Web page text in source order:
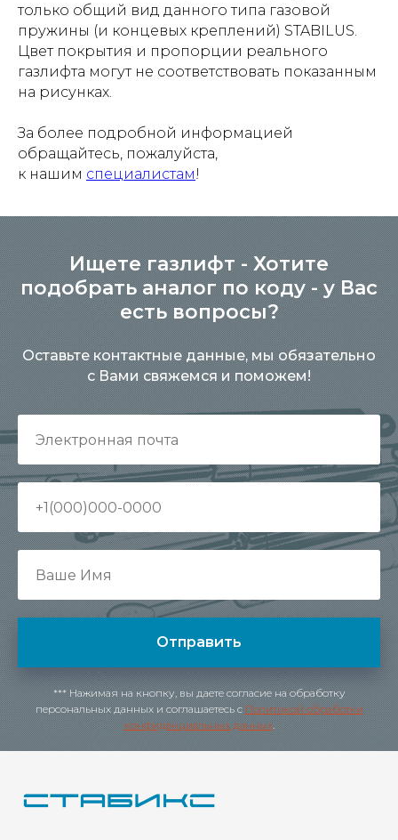
только общий вид данного типа газовой
пружины (и концевых креплений) STABILUS.
Цвет покрытия и пропорции реального
газлифта могут не соответствовать показанным
на рисунках.
За более подробной информацией
обращайтесь, пожалуйста,
к нашим специалистам!
Ищете газлифт - Хотите
подобрать аналог по коду - у Вас
есть вопросы?
Оставьте контактные данные, мы обязательно
с Вами свяжемся и поможем!
Отправить
*** Нажимая на кнопку, вы даете согласие на обработку
персональных данных и соглашаетесь c Политикой обработки
конфиденциальных данных.